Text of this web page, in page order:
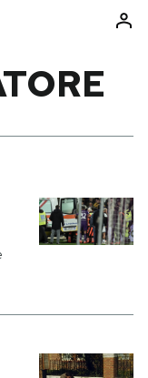
Idee
calcio 2026